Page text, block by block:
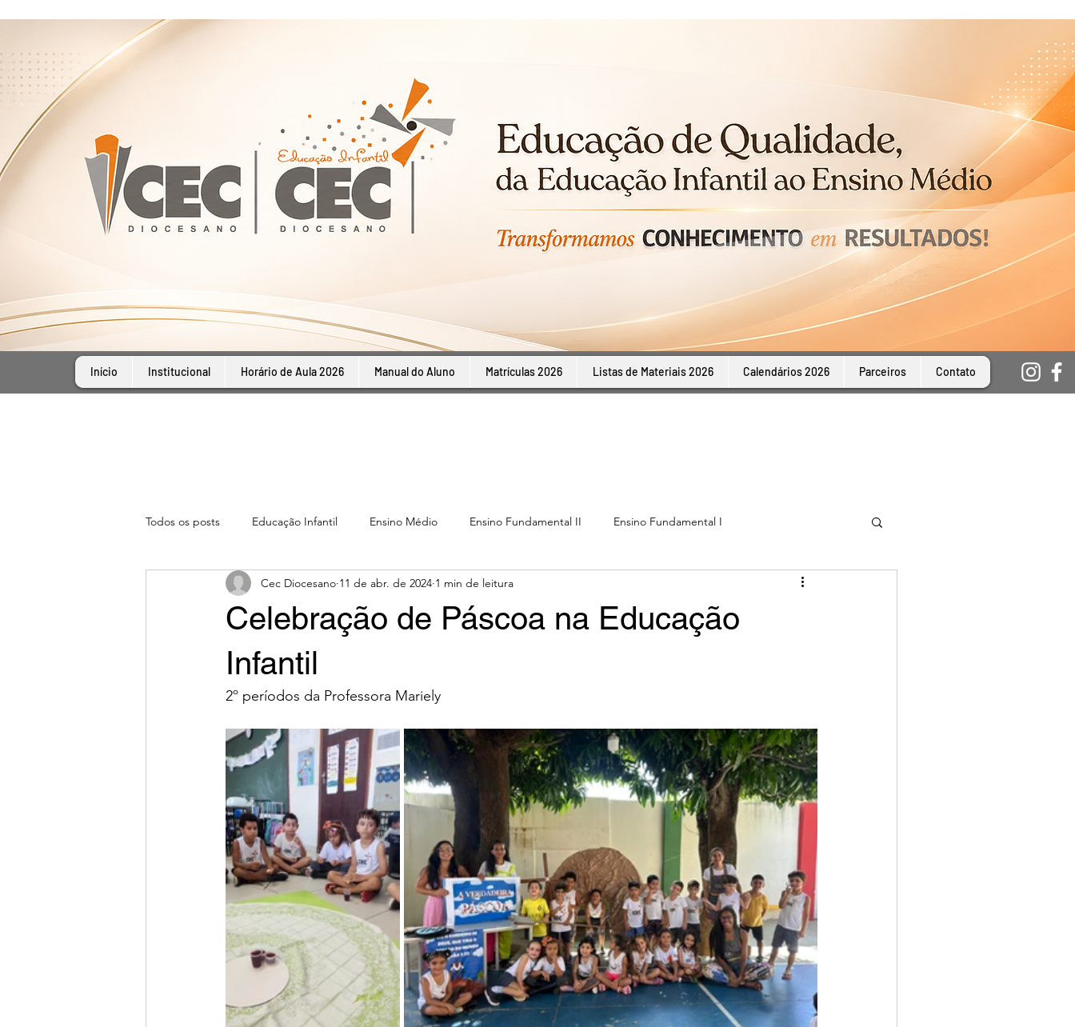
Início Institucional Horário de Aula 2026 Manual do Aluno Matrículas 2026 Listas de Materiais 2026 Calendários 2026 Parceiros Contato
Todos os posts Educação Infantil Ensino Médio Ensino Fundamental II Ensino Fundamental I
Celebração de Páscoa na Educação
Infantil
Cec Diocesano 11 de abr. de 2024 1 min de leitura
2º períodos da Professora Mariely